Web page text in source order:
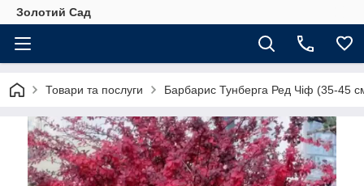
Золотий Сад
Товари та послуги Барбарис Тунберга Ред Чіф (35-45